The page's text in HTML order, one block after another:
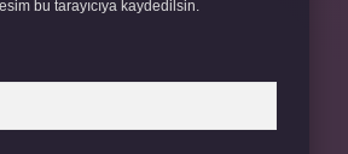
bu tarayıcıya kaydedilsin.